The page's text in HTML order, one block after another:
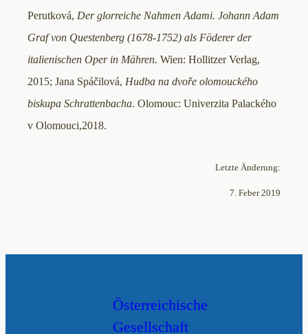
Perutková, Der glorreiche Nahmen Adami. Johann Adam
Graf von Questenberg (1678-1752) als Föderer der
italienischen Oper in Mähren. Wien: Hollitzer Verlag,
2015; Jana Spáčilová, Hudba na dvoře olomouckého
biskupa Schrattenbacha. Olomouc: Univerzita Palackého
v Olomouci,2018.
Letzte Änderung:
7. Feber 2019
Österreichische
Gesellschaft